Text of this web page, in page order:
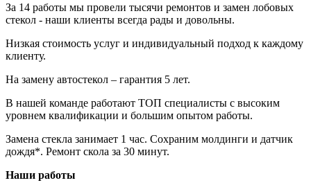
За 14 работы мы провели тысячи ремонтов и замен лобовых
стекол - наши клиенты всегда рады и довольны.
Низкая стоимость услуг и индивидуальный подход к каждому
клиенту.
На замену автостекол – гарантия 5 лет.
В нашей команде работают ТОП специалисты с высоким
уровнем квалификации и большим опытом работы.
Замена стекла занимает 1 час. Сохраним молдинги и датчик
дождя*. Ремонт скола за 30 минут.
Наши работы